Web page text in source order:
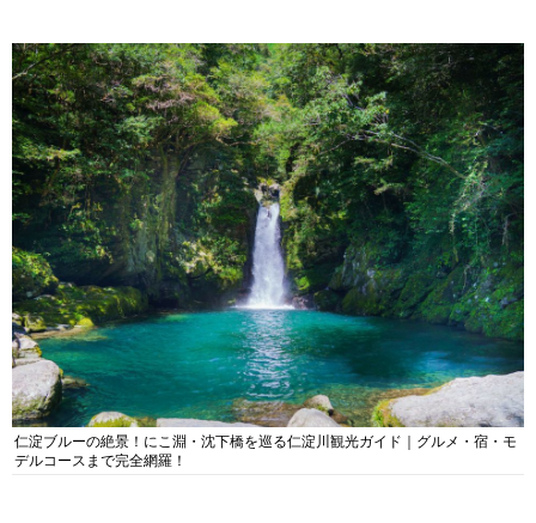
仁淀ブルーの絶景！にこ淵・沈下橋を巡る仁淀川観光ガイド｜グルメ・宿・モ
デルコースまで完全網羅！